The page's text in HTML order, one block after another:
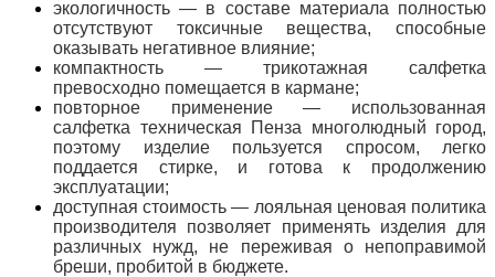
экологичность — в составе материала полностью
отсутствуют токсичные вещества, способные
оказывать негативное влияние;
компактность — трикотажная салфетка
превосходно помещается в кармане;
повторное применение — использованная
салфетка техническая Пенза многолюдный город,
поэтому изделие пользуется спросом, легко
поддается стирке, и готова к продолжению
эксплуатации;
доступная стоимость — лояльная ценовая политика
производителя позволяет применять изделия для
различных нужд, не переживая о непоправимой
бреши, пробитой в бюджете.